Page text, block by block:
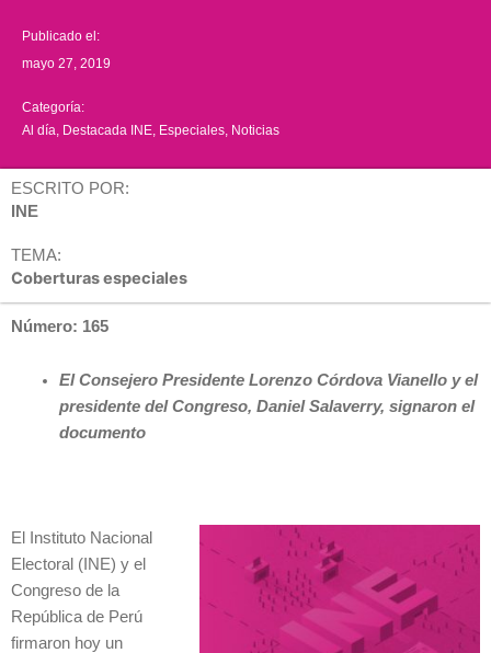
Publicado el:
mayo 27, 2019
Categoría:
Al día Destacada INE Especiales Noticias
ESCRITO POR:
INE
TEMA:
Coberturas especiales
Número: 165
El Consejero Presidente Lorenzo Córdova Vianello y el
presidente del Congreso, Daniel Salaverry, signaron el
documento
El Instituto Nacional
Electoral (INE) y el
Congreso de la
República de Perú
firmaron hoy un